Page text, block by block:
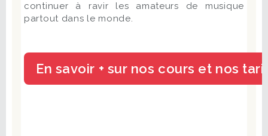
continuer à ravir les amateurs de musique
partout dans le monde.